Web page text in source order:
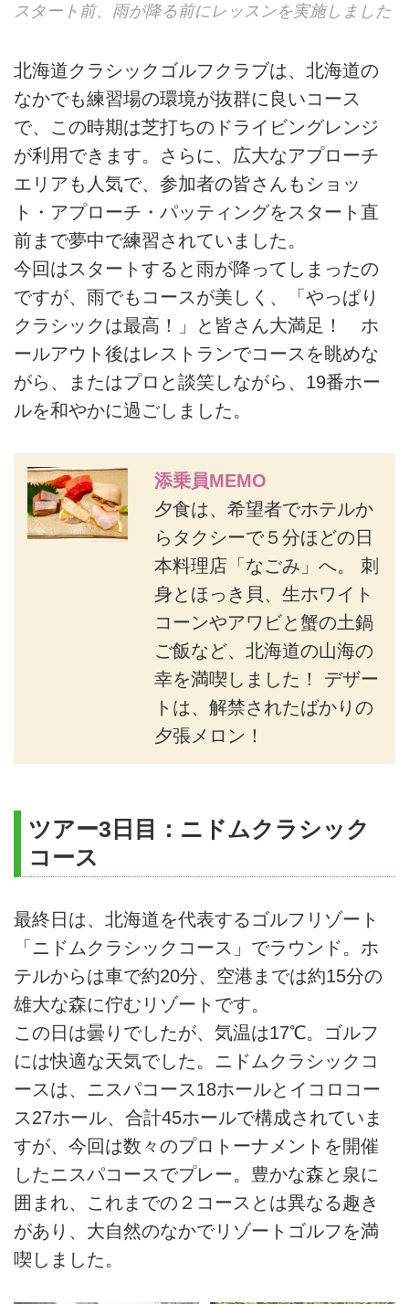
スタート前、雨が降る前にレッスンを実施しました
北海道クラシックゴルフクラブは、北海道の
なかでも練習場の環境が抜群に良いコース
で、この時期は芝打ちのドライビングレンジ
が利用できます。さらに、広大なアプローチ
エリアも人気で、参加者の皆さんもショッ
ト・アプローチ・パッティングをスタート直
前まで夢中で練習されていました。
今回はスタートすると雨が降ってしまったの
ですが、雨でもコースが美しく、「やっぱり
クラシックは最高！」と皆さん大満足！ ホ
ールアウト後はレストランでコースを眺めな
がら、またはプロと談笑しながら、19番ホー
ルを和やかに過ごしました。
添乗員MEMO
夕食は、希望者でホテルか
らタクシーで５分ほどの日
本料理店「なごみ」へ。 刺
身とほっき貝、生ホワイト
コーンやアワビと蟹の土鍋
ご飯など、北海道の山海の
幸を満喫しました！ デザー
トは、解禁されたばかりの
夕張メロン！
ツアー3日目：ニドムクラシック
コース
最終日は、北海道を代表するゴルフリゾート
「ニドムクラシックコース」でラウンド。ホ
テルからは車で約20分、空港までは約15分の
雄大な森に佇むリゾートです。
この日は曇りでしたが、気温は17℃。ゴルフ
には快適な天気でした。ニドムクラシックコ
ースは、ニスパコース18ホールとイコロコー
ス27ホール、合計45ホールで構成されていま
すが、今回は数々のプロトーナメントを開催
したニスパコースでプレー。豊かな森と泉に
囲まれ、これまでの２コースとは異なる趣き
があり、大自然のなかでリゾートゴルフを満
喫しました。